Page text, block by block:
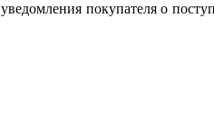
покупателя о